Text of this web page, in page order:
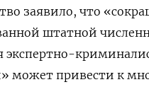
заявило, что
штатной
экспертно-
может привести к